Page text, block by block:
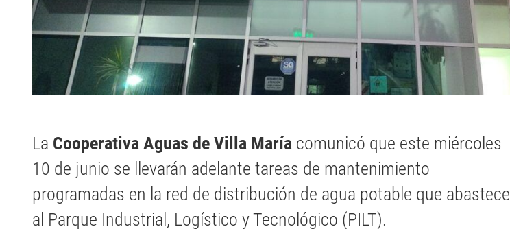
La Cooperativa Aguas de Villa María comunicó que este miércoles
10 de junio se llevarán adelante tareas de mantenimiento
programadas en la red de distribución de agua potable que abastece
al Parque Industrial, Logístico y Tecnológico (PILT).